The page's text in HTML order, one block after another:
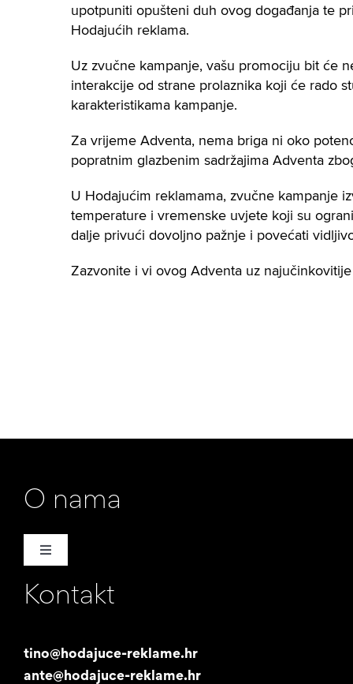
upotpuniti opušteni duh ovog događanja te
Hodajućih reklama.
Uz zvučne kampanje, vašu promociju bit će
interakcije od strane prolaznika koji će rado
karakteristikama kampanje.
Za vrijeme Adventa, nema briga ni oko
popratnim glazbenim sadržajima Adventa
U Hodajućim reklamama, zvučne kampanje
temperature i vremenske uvjete koji su
dalje privući dovoljno pažnje i povećati
Zazvonite i vi ovog Adventa uz
O nama
Toggle
Naša priča
Kontakt
tino@hodajuce-reklame.hr
ante@hodajuce-reklame.hr